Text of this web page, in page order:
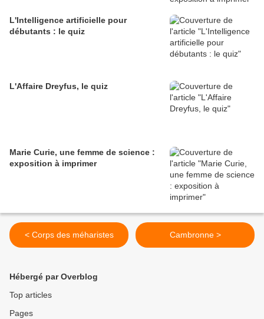
L'Intelligence artificielle pour
débutants : le quiz
L'Affaire Dreyfus, le quiz
Marie Curie, une femme de science :
exposition à imprimer
< Corps des méharistes Cambronne >
Hébergé par Overblog
Top articles
Pages